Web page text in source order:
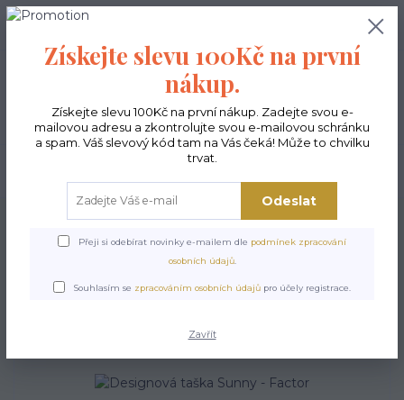
0,00 Kč
Kabelky ekologické Kabelky střední
Designová taška Sunny -
Získejte slevu 100Kč na první
nákup.
Získejte slevu 100Kč na první nákup. Zadejte svou e-
mailovou adresu a zkontrolujte svou e-mailovou schránku
a spam. Váš slevový kód tam na Vás čeká! Může to chvilku
trvat.
Odeslat
Přeji si odebírat novinky e-mailem dle podmínek zpracování
osobních údajů.
Souhlasím se zpracováním osobních údajů pro účely registrace.
Zavřít